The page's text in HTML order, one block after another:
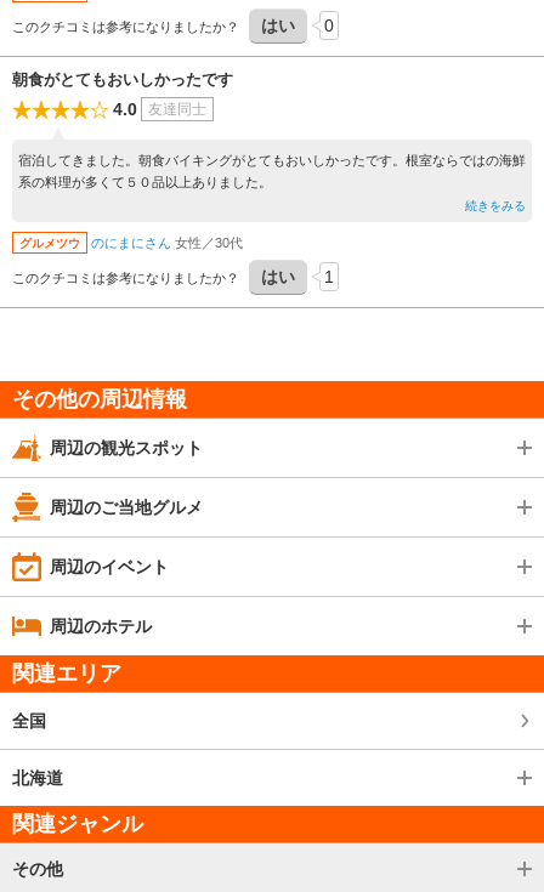
このクチコミは参考になりましたか？ はい 0
朝食がとてもおいしかったです
4.0 友達同士
宿泊してきました。朝食バイキングがとてもおいしかったです。根室ならではの海鮮
系の料理が多くて５０品以上ありました。
続きをみる
グルメツウ のにまにさん 女性／30代
このクチコミは参考になりましたか？ はい 1
その他の周辺情報
周辺の観光スポット
周辺のご当地グルメ
周辺のイベント
周辺のホテル
関連エリア
全国
北海道
関連ジャンル
その他